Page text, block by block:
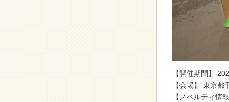
【開催期間】
【会場】 東京
【ノベルティ情